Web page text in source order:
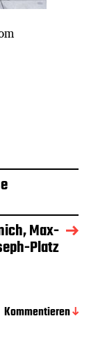
Max-
Platz
Kommentieren